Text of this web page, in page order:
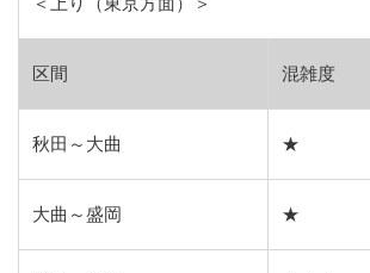
区間 混雑度
秋田～大曲 ★
大曲～盛岡 ★